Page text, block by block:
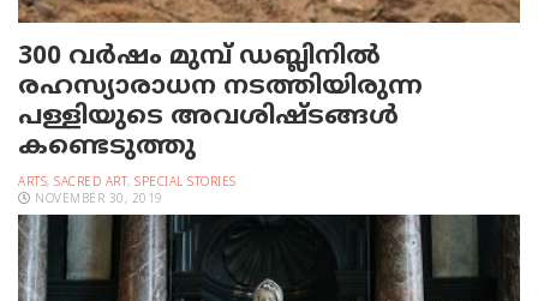
300 വര്‍ഷം മുമ്പ് ഡബ്ലിനില്‍
രഹസ്യാരാധന നടത്തിയിരുന്ന
പള്ളിയുടെ അവശിഷ്ടങ്ങള്‍
കണ്ടെടുത്തു
ARTS, SACRED ART, SPECIAL STORIES
NOVEMBER 30, 2019